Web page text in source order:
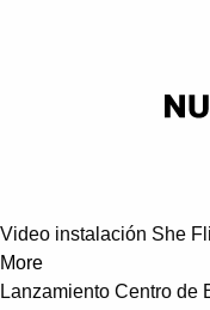
Video instalación She
More
Lanzamiento Centro de